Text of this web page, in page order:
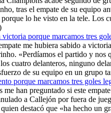
tras el empate de su equipo
lo he visto en la tele. Los
porque marcamos tres
me hubiera sabido a
«Perdíamos el partido y
cuatro delanteros, ninguno
de su equipo en un grupo
porque marcamos tres goles
han preguntado si este
a Callejón por fuera de
destacó que «ha hecho un